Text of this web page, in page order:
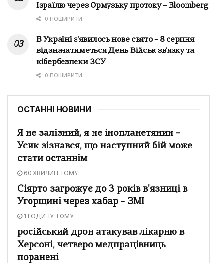
Ізраїлю через Ормузьку протоку – Bloomberg
0 ПОШИРИТИ
В Україні з'явилось нове свято – 8 серпня
відзначатиметься День Військ зв'язку та
кібербезпеки ЗСУ
0 ПОШИРИТИ
ОСТАННІ НОВИНИ
Я не залізний, я не інопланетянин –
Усик зізнався, що наступний бій може
стати останнім
60 ХВИЛИН ТОМУ
Сіярто загрожує до 3 років в'язниці в
Угорщині через хабар – ЗМІ
1 ГОДИНУ ТОМУ
російський дрон атакував лікарню в
Херсоні, четверо медпрацівниць
поранені